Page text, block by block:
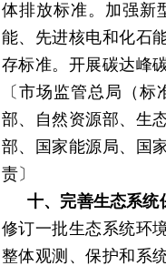
体排放标准。加强新
能、先进核电和化石
存标准。开展碳达峰
〔市场监管总局（
部、自然资源部、生
部、国家能源局、国
责〕
十、完善生态系统
修订一批生态系统环
整体观测、保护和系